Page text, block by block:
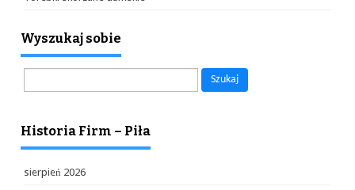
Wyszukaj sobie
Historia Firm – Piła
sierpień 2026